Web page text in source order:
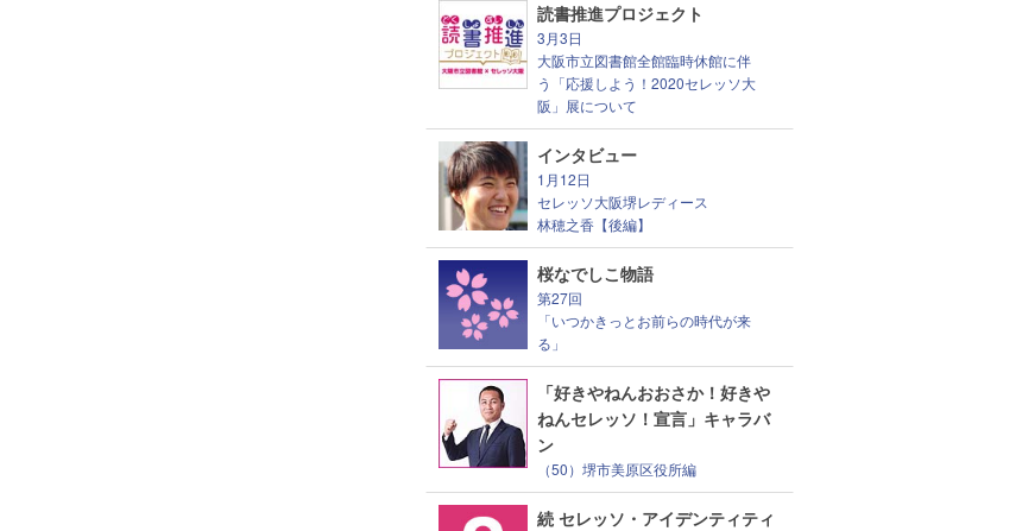
読書推進プロジェクト
3月3日
大阪市立図書館全館臨時休館に伴
う「応援しよう！2020セレッソ大
阪」展について
インタビュー
1月12日
セレッソ大阪堺レディース
林穂之香【後編】
桜なでしこ物語
第27回
「いつかきっとお前らの時代が来
る」
「好きやねんおおさか！好きや
ねんセレッソ！宣言」キャラバ
ン
（50）堺市美原区役所編
続 セレッソ・アイデンティティ